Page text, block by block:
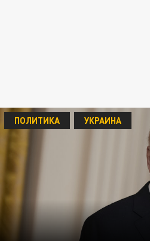
ПОЛИТИКА УКРАИНА